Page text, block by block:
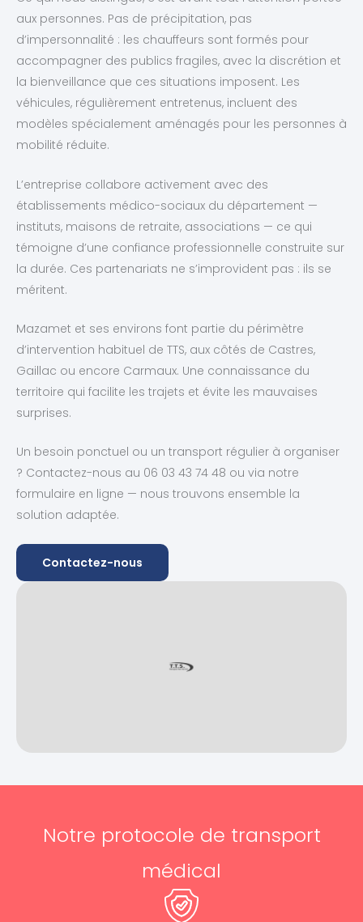
aux personnes. Pas de précipitation, pas
d’impersonnalité : les chauffeurs sont formés pour
accompagner des publics fragiles, avec la discrétion et
la bienveillance que ces situations imposent. Les
véhicules, régulièrement entretenus, incluent des
modèles spécialement aménagés pour les personnes à
mobilité réduite.
L’entreprise collabore activement avec des
établissements médico-sociaux du département —
instituts, maisons de retraite, associations — ce qui
témoigne d’une confiance professionnelle construite sur
la durée. Ces partenariats ne s’improvident pas : ils se
méritent.
Mazamet et ses environs font partie du périmètre
d’intervention habituel de TTS, aux côtés de Castres,
Gaillac ou encore Carmaux. Une connaissance du
territoire qui facilite les trajets et évite les mauvaises
surprises.
Un besoin ponctuel ou un transport régulier à organiser
? Contactez-nous au 06 03 43 74 48 ou via notre
formulaire en ligne — nous trouvons ensemble la
solution adaptée.
Contactez-nous
Notre protocole de transport
médical